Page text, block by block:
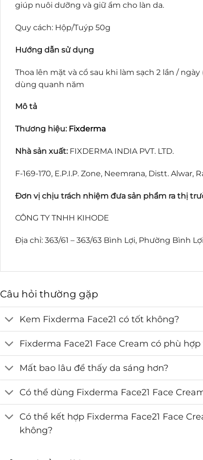
giúp nuôi dưỡng và giữ ẩm cho làn da.
Quy cách: Hộp/Tuýp 50g
Hướng dẫn sử dụng
Thoa lên mặt và cổ sau khi làm sạch 2 lần /
dùng quanh năm
Mô tả
Thương hiệu: Fixderma
Nhà sản xuất:FIXDERMA INDIA PVT. LTD.
F-169-170, E.P.I.P. Zone, Neemrana, Distt. Alwar,
Đơn vị chịu trách nhiệm đưa sản phẩm ra thị
CÔNG TY TNHH KIHODE
Địa chỉ: 363/61 – 363/63 Bình Lợi, Phường Bình
Câu hỏi thường gặp
Kem Fixderma Face21 có tốt không?
Fixderma Face21 Face Cream có phù
Mất bao lâu để thấy da sáng hơn?
Có thể dùng Fixderma Face21 Face
Có thể kết hợp Fixderma Face21 Face
không?